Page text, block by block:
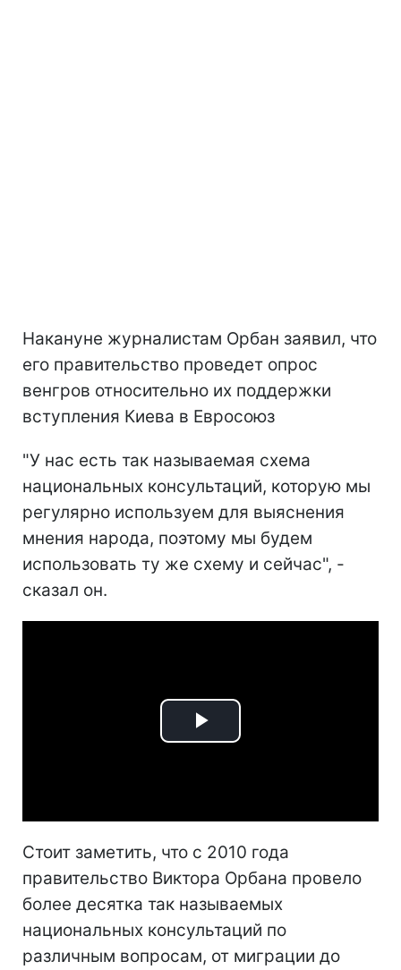
Накануне журналистам Орбан заявил, что
его правительство проведет опрос
венгров относительно их поддержки
вступления Киева в Евросоюз
"У нас есть так называемая схема
национальных консультаций, которую мы
регулярно используем для выяснения
мнения народа, поэтому мы будем
использовать ту же схему и сейчас", -
сказал он.
Play
Стоит заметить, что с 2010 года
правительство Виктора Орбана провело
более десятка так называемых
национальных консультаций по
различным вопросам, от миграции до